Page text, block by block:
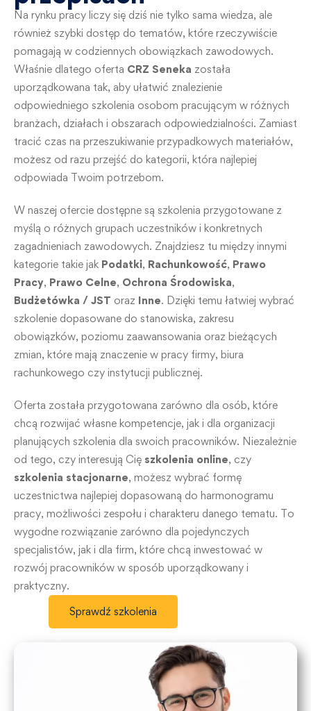
Na rynku pracy liczy się dziś nie tylko sama wiedza, ale
również szybki dostęp do tematów, które rzeczywiście
pomagają w codziennych obowiązkach zawodowych.
Właśnie dlatego oferta CRZ Seneka została
uporządkowana tak, aby ułatwić znalezienie
odpowiedniego szkolenia osobom pracującym w różnych
branżach, działach i obszarach odpowiedzialności. Zamiast
tracić czas na przeszukiwanie przypadkowych materiałów,
możesz od razu przejść do kategorii, która najlepiej
odpowiada Twoim potrzebom.
W naszej ofercie dostępne są szkolenia przygotowane z
myślą o różnych grupach uczestników i konkretnych
zagadnieniach zawodowych. Znajdziesz tu między innymi
kategorie takie jak Podatki, Rachunkowość, Prawo
Pracy, Prawo Celne, Ochrona Środowiska,
Budżetówka / JST oraz Inne. Dzięki temu łatwiej wybrać
szkolenie dopasowane do stanowiska, zakresu
obowiązków, poziomu zaawansowania oraz bieżących
zmian, które mają znaczenie w pracy firmy, biura
rachunkowego czy instytucji publicznej.
Oferta została przygotowana zarówno dla osób, które
chcą rozwijać własne kompetencje, jak i dla organizacji
planujących szkolenia dla swoich pracowników. Niezależnie
od tego, czy interesują Cię szkolenia online, czy
szkolenia stacjonarne, możesz wybrać formę
uczestnictwa najlepiej dopasowaną do harmonogramu
pracy, możliwości zespołu i charakteru danego tematu. To
wygodne rozwiązanie zarówno dla pojedynczych
specjalistów, jak i dla firm, które chcą inwestować w
rozwój pracowników w sposób uporządkowany i
praktyczny.
Sprawdź szkolenia